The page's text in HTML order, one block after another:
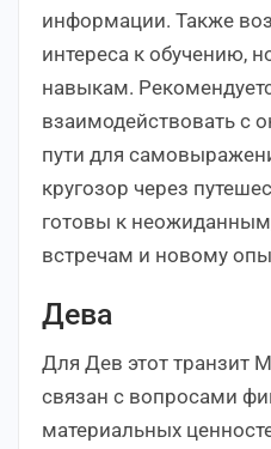
информации. Также
интереса к обучению,
навыкам.
взаимодействовать с
пути для
кругозор через
готовы к
встречам и новому
Дева
Для Дев этот транзит
связан с вопросами
материальных